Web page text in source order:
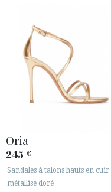
Oria
245 €
Sandales à talons hauts en cuir
métallisé doré